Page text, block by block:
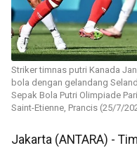
Striker timnas putri Kanada
bola dengan gelandang
Sepak Bola Putri Olimpiade
Saint-Etienne, Prancis (25/7/
Jakarta (ANTARA) -